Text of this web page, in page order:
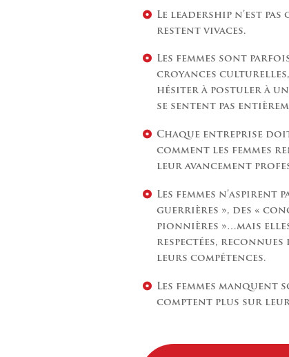
Le leadership n’est
restent vivaces.
Les femmes sont
croyances culturelles,
hésiter à postuler à
se sentent pas
Chaque entreprise
comment les femmes
leur avancement
Les femmes n’aspirent
guerrières », des «
pionnières »…mais
respectées,
leurs compétences.
Les femmes manquent
comptent plus sur